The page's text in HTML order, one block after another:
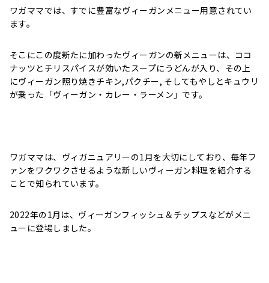
ワガママでは、すでに豊富なヴィーガンメニュー用意されてい
ます。
そこにこの度新たに加わったヴィーガンの新メニューは、ココ
ナッツとチリスパイスが効いたスープにうどんが入り、その上
にヴィーガン照り焼きチキン,パクチー, そしてもやしとキュウリ
が乗った「ヴィーガン・カレー・ラーメン」です。
ワガママは、ヴィガニュアリーの1月を大切にしており、毎年フ
ァンをワクワクさせるような新しいヴィーガン料理を紹介する
ことで知られています。
2022年の1月は、ヴィーガンフィッシュ＆チップスなどがメニ
ューに登場しました。